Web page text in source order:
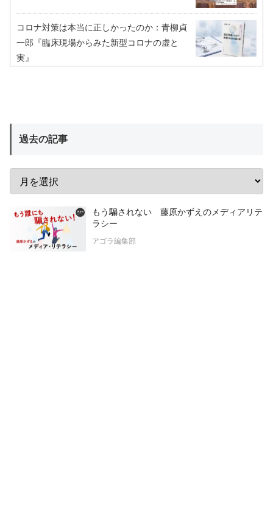
コロナ対策は本当に正しかったのか：青柳貞
一郎『臨床現場からみた新型コロナの虚と
実』
過去の記事
もう騙されない 藤原かずえのメディアリテ
ラシー
アゴラ編集部